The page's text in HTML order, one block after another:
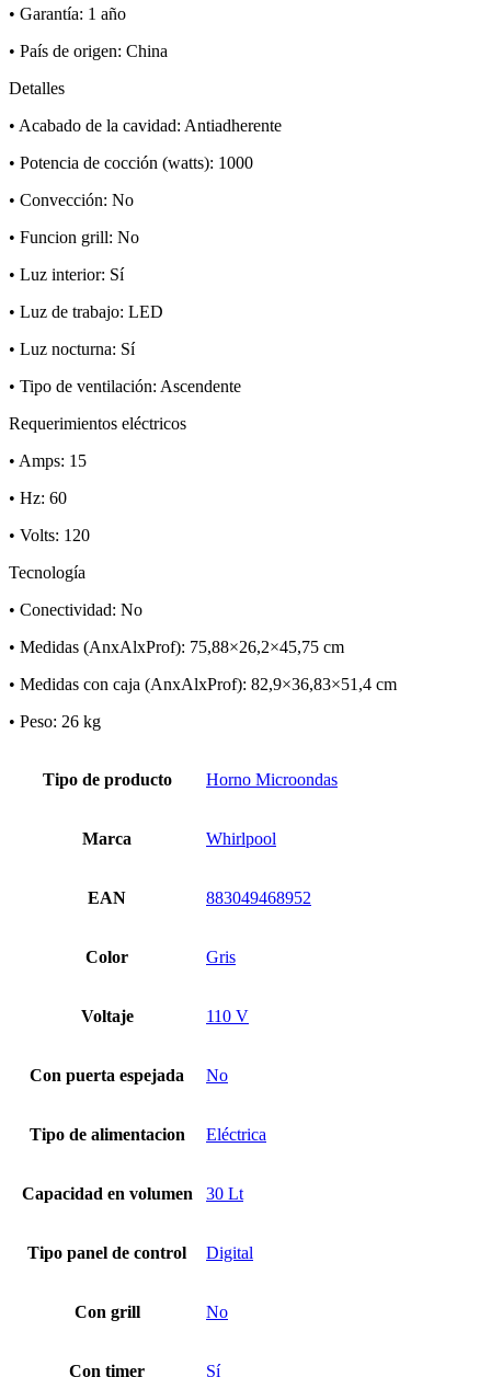
• Garantía: 1 año
• País de origen: China
Detalles
• Acabado de la cavidad: Antiadherente
• Potencia de cocción (watts): 1000
• Convección: No
• Funcion grill: No
• Luz interior: Sí
• Luz de trabajo: LED
• Luz nocturna: Sí
• Tipo de ventilación: Ascendente
Requerimientos eléctricos
• Amps: 15
• Hz: 60
• Volts: 120
Tecnología
• Conectividad: No
• Medidas (AnxAlxProf): 75,88×26,2×45,75 cm
• Medidas con caja (AnxAlxProf): 82,9×36,83×51,4 cm
• Peso: 26 kg
Tipo de producto Horno Microondas
Marca Whirlpool
EAN 883049468952
Color Gris
Voltaje 110 V
Con puerta espejada No
Tipo de alimentacion Eléctrica
Capacidad en volumen 30 Lt
Tipo panel de control Digital
Con grill No
Con timer Sí